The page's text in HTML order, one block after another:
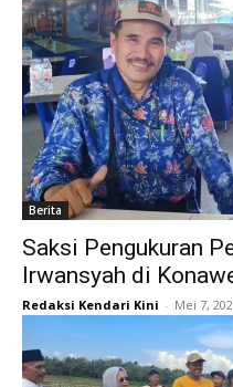
Berita
Saksi Pengukuran
Irwansyah di
Redaksi Kendari Kini - Mei 7,